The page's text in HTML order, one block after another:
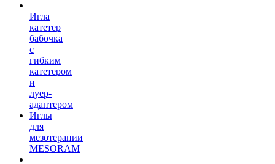
Игла
катетер
бабочка
с
гибким
катетером
и
луер-
адаптером
Иглы
для
мезотерапии
MESORAM